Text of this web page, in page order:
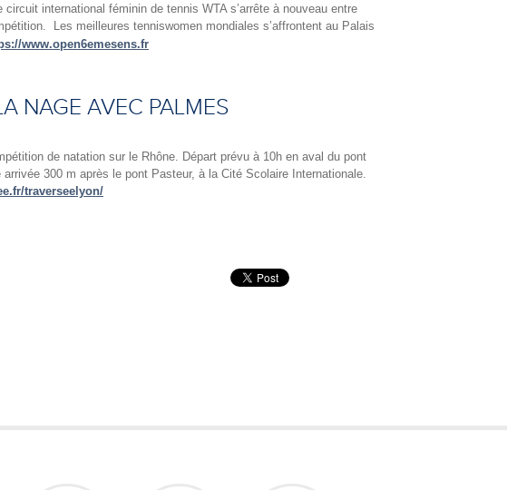
international féminin de tennis WTA s’arrête à nouveau entre
Les meilleures tenniswomen mondiales s’affrontent au Palais
www.open6emesens.fr
NAGE AVEC PALMES
de natation sur le Rhône. Départ prévu à 10h en aval du pont
300 m après le pont Pasteur, à la Cité Scolaire Internationale.
traverseelyon/